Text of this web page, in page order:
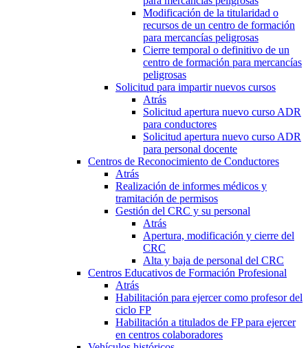
Modificación de la titularidad o
recursos de un centro de formación
para mercancías peligrosas
Cierre temporal o definitivo de un
centro de formación para mercancías
peligrosas
Solicitud para impartir nuevos cursos
Atrás
Solicitud apertura nuevo curso ADR
para conductores
Solicitud apertura nuevo curso ADR
para personal docente
Centros de Reconocimiento de Conductores
Atrás
Realización de informes médicos y
tramitación de permisos
Gestión del CRC y su personal
Atrás
Apertura, modificación y cierre del
CRC
Alta y baja de personal del CRC
Centros Educativos de Formación Profesional
Atrás
Habilitación para ejercer como profesor del
ciclo FP
Habilitación a titulados de FP para ejercer
en centros colaboradores